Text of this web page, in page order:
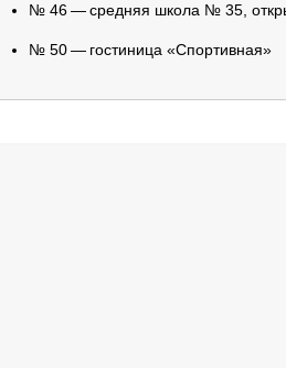
№ 46 — средняя школа № 35,
№ 50 — гостиница «Спортивная»